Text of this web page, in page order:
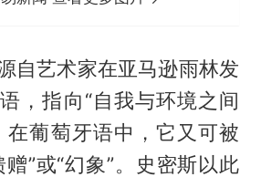
自艺术家在亚马逊雨林发
，指向“自我与环境之间
在葡萄牙语中，它又可被
”或“幻象”。史密斯以此